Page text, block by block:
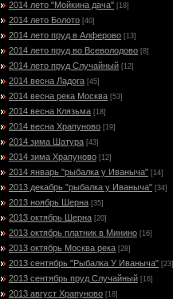
2014 лето "Мойкина дача" [18]
2014 лето Болото [40]
2014 лето пруд в Алферово [13]
2014 лето пруд во Всеволодово [8]
2014 лето пруд Случайный [12]
2014 весна Ладога [45]
2014 весна река Москва [53]
2014 весна Клязьма [18]
2014 весна Храпуново [19]
2014 зима Шатура [43]
2014 зима Храпуново [12]
2014 январь "рыбалка у Иваныча" [14]
2013 декабрь "рыбалка у Иваныча" [34]
2013 ноябрь Шерна [35]
2013 октябрь Шерна [20]
2013 октябрь платник в Минино [16]
2013 октябрь Москва река [28]
2013 сентябрь "Рыбалка У Иваныча" [23]
2013 сентябрь пруд Случайный [16]
2013 август Храпуново [18]